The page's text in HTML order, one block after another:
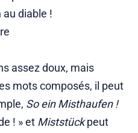
au diable !
assez doux, mais
mots composés, il peut
So ein Misthaufen !
! » et Miststückpeut